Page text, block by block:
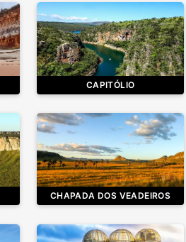
CAPITÓLIO
CHAPADA DOS VEADEIROS